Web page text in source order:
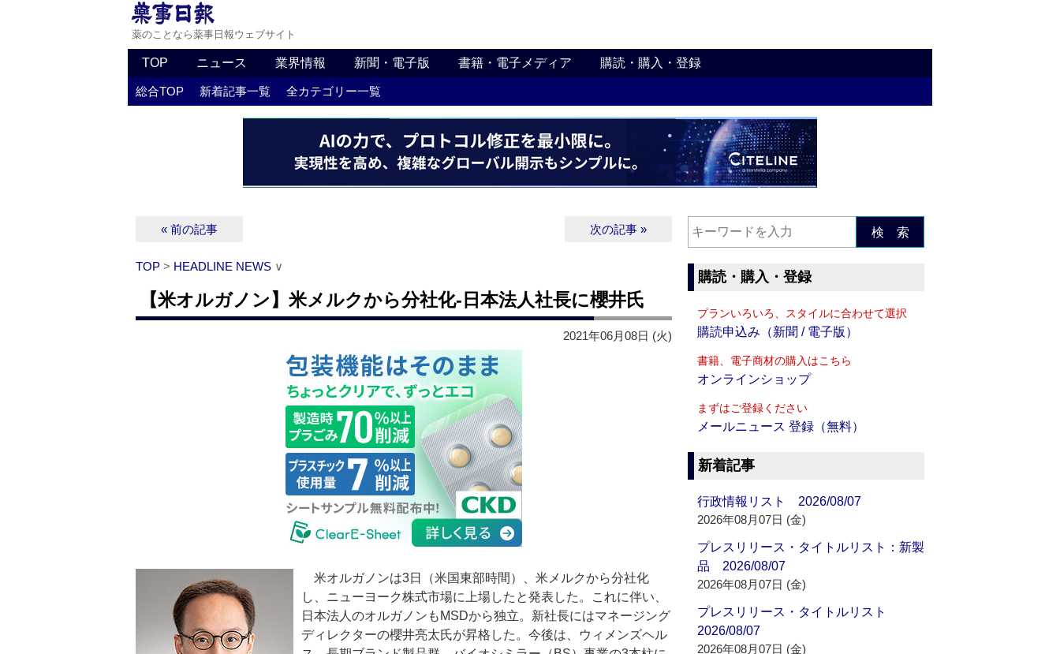
薬のことなら薬事日報ウェブサイト
TOP ニュース 業界情報 新聞・電子版 書籍・電子メディア 購読・購入・登録
総合TOP 新着記事一覧 全カテゴリー一覧
« 前の記事 次の記事 »
TOP > HEADLINE NEWS ∨
【米オルガノン】米メルクから分社化‐日本法人社長に櫻井氏
2021年06月08日 (火)
米オルガノンは3日（米国東部時間）、米メルクから分社化
し、ニューヨーク株式市場に上場したと発表した。これに伴い、
日本法人のオルガノンもMSDから独立。新社長にはマネージング
ディレクターの櫻井亮太氏が昇格した。今後は、ウィメンズヘル
検 索
購読・購入・登録
プランいろいろ、スタイルに合わせて選択
購読申込み（新聞 / 電子版）
書籍、電子商材の購入はこちら
オンラインショップ
まずはご登録ください
メールニュース 登録（無料）
新着記事
行政情報リスト 2026/08/07
2026年08月07日 (金)
プレスリリース・タイトルリスト：新製
品 2026/08/07
2026年08月07日 (金)
プレスリリース・タイトルリスト
2026/08/07
2026年08月07日 (金)